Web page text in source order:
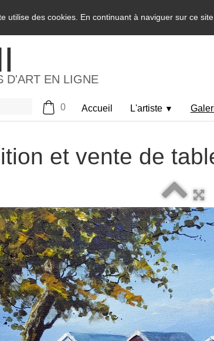
utilise des cookies. En continuant à naviguer sur ce
D'ART EN LIGNE
0 Accueil L'artiste ▼
et vente de